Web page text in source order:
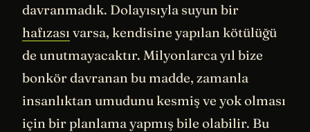
davranmadık. Dolayısıyla suyun bir
hafızası varsa, kendisine yapılan kötülüğü
de unutmayacaktır. Milyonlarca yıl bize
bonkör davranan bu madde, zamanla
insanlıktan umudunu kesmiş ve yok olması
için bir planlama yapmış bile olabilir. Bu